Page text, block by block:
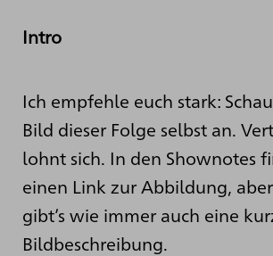
Intro
Ich empfehle euch stark:
Bild dieser Folge selbst an.
lohnt sich. In den Shownotes
einen Link zur Abbildung,
gibt’s wie immer auch eine
Bildbeschreibung.